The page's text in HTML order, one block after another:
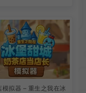
模拟器 – 重生之我在冰